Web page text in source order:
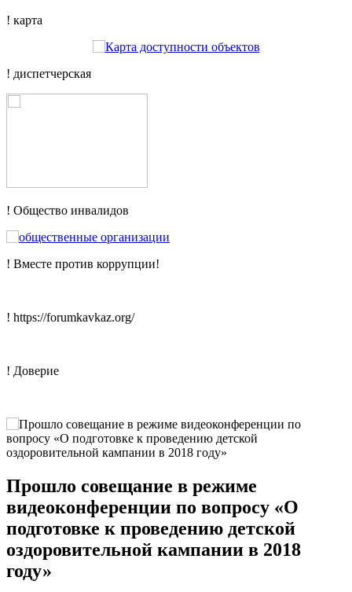
! карта
! диспетчерская
! Общество инвалидов
! Вместе против коррупции!
! https://forumkavkaz.org/
! Доверие
Прошло совещание в режиме
видеоконференции по вопросу «О
подготовке к проведению детской
оздоровительной кампании в 2018
году»